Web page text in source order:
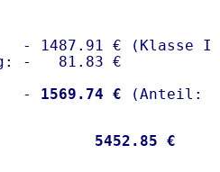
- 1487.91 € (Klasse I)
-   81.83 €
-
1569.74 €
5452.85 €